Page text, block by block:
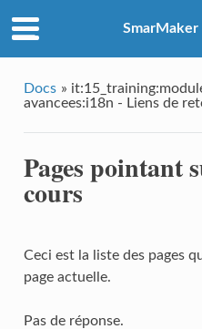
Docs »
avancees:i18n - Liens de
Pages pointant
cours
Ceci est la liste des pages
page actuelle.
Pas de réponse.